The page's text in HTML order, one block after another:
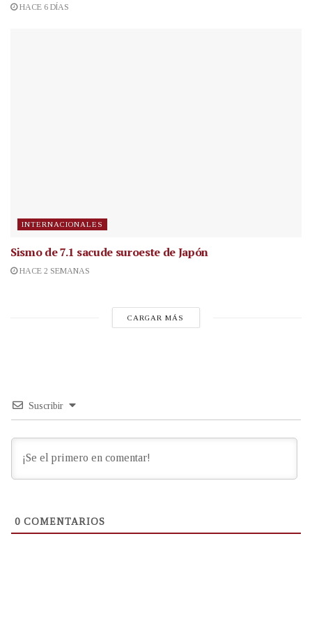
HACE 6 DÍAS
INTERNACIONALES
Sismo de 7.1 sacude suroeste de Japón
HACE 2 SEMANAS
CARGAR MÁS
Suscribir
0 COMENTARIOS